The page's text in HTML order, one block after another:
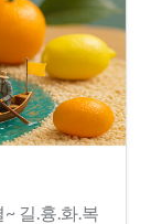
길.흉.화.복